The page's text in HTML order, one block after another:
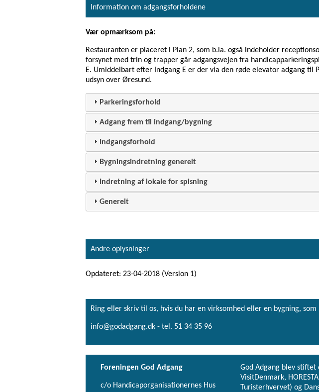
Information om adgangsforholdene
Vær opmærksom på:
Restauranten er placeret i Plan 2, som b.la. også indeholder
forsynet med trin og trapper går adgangsvejen fra
E. Umiddelbart efter Indgang E er der via den røde elevator adgang til
udsyn over Øresund.
Parkeringsforhold
Adgang frem til indgang/bygning
Indgangsforhold
Bygningsindretning generelt
Indretning af lokale for spisning
Generelt
Andre oplysninger
Opdateret: 23-04-2018 (Version 1)
Ring eller skriv til os, hvis du har en virksomhed eller en bygning, som
info@godadgang.dk - tel. 51 34 35 96
Foreningen God Adgang
c/o Handicaporganisationernes Hus
God Adgang blev
VisitDenmark,
Turisterhvervet) og